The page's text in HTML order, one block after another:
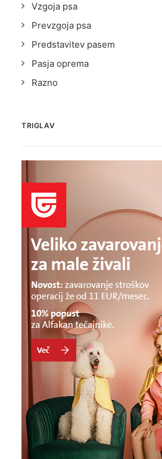
Vzgoja psa
Prevzgoja psa
Predstavitev pasem
Pasja oprema
Razno
TRIGLAV